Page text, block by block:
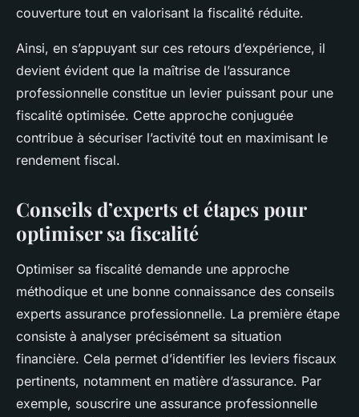
couverture tout en valorisant la fiscalité réduite.
Ainsi, en s’appuyant sur ces retours d’expérience, il
devient évident que la maîtrise de l’assurance
professionnelle constitue un levier puissant pour une
fiscalité optimisée. Cette approche conjuguée
contribue à sécuriser l’activité tout en maximisant le
rendement fiscal.
Conseils d’experts et étapes pour
optimiser sa fiscalité
Optimiser sa fiscalité demande une approche
méthodique et une bonne connaissance des conseils
experts assurance professionnelle. La première étape
consiste à analyser précisément sa situation
financière. Cela permet d’identifier les leviers fiscaux
pertinents, notamment en matière d’assurance. Par
exemple, souscrire une assurance professionnelle